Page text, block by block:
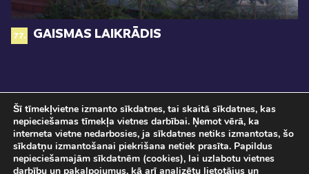
77. GAISMAS LAIKRĀDIS
Šī tīmekļvietne izmanto sīkdatnes, tai skaitā sīkdatnes, kas
nepieciešamas tīmekļa vietnes darbībai. Ņemot vērā, ka
interneta vietne nedarbosies, ja sīkdatnes netiks izmantotas, šo
sīkdatņu izmantošanai piekrišana netiek prasīta. Papildus
nepieciešamajām sīkdatnēm (cookies), lai uzlabotu vietnes
darbību un pakalpojumus, kā arī analizētu lietotājus un